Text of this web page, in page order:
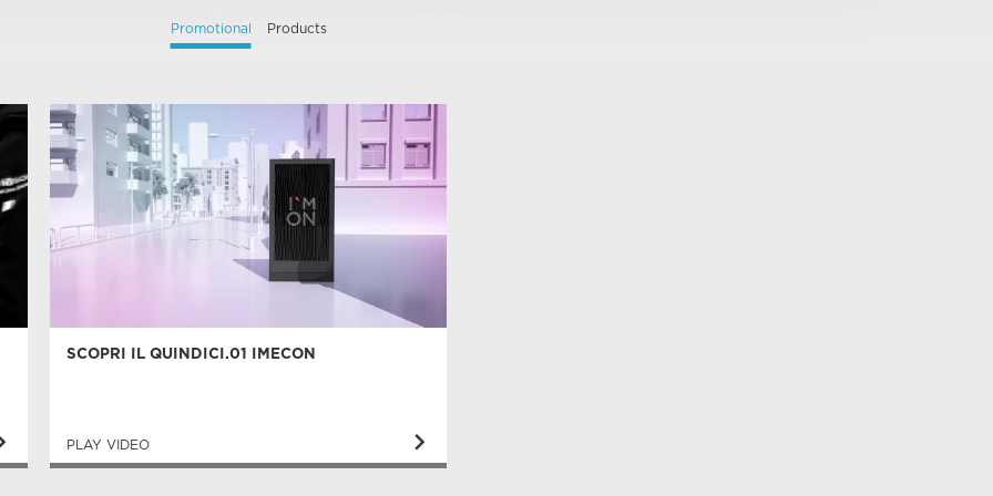
Promotional Products
SCOPRI IL QUINDICI.01 IMECON
PLAY VIDEO